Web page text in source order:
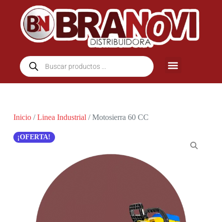
Inicio/Linea Industrial / Motosierra 60 CC
¡OFERTA!